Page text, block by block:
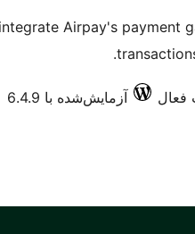
Airpay's payment
آزمایش‌شده با 6.4.9